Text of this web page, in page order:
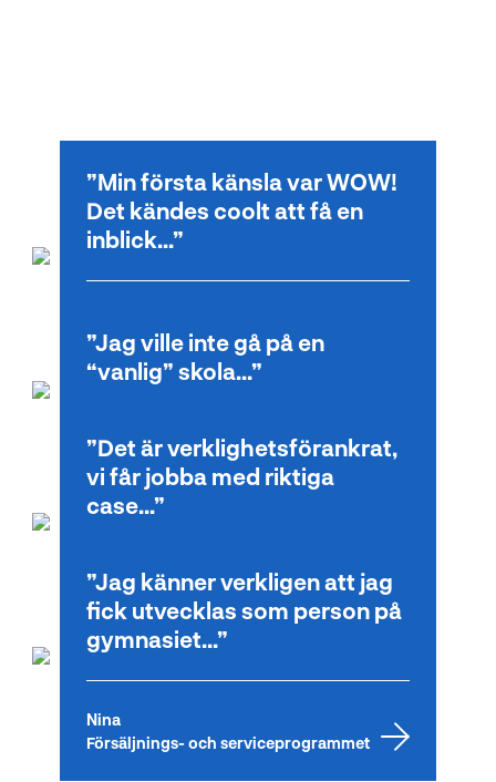
Fler elevintervjuer
Min första känsla var WOW!
Det kändes coolt att få en
inblick...
Försäljnings- och serviceprogrammet
Jag ville inte gå på en
“vanlig” skola...
Ella Maj
Försäljnings- och serviceprogrammet
Det är verklighetsförankrat,
vi får jobba med riktiga
case...
Robin
Försäljnings- och serviceprogrammet
Jag känner verkligen att jag
fick utvecklas som person på
gymnasiet...
Nina
Försäljnings- och serviceprogrammet